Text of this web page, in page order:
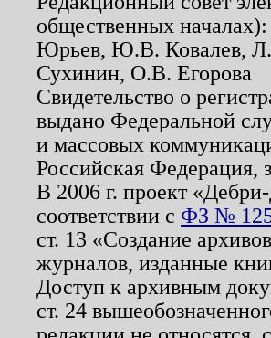
общественных
Юрьев, Ю.В. Ковалев,
Сухинин, О.В. Егорова
Свидетельство о
выдано Федеральной
и массовых
Российская Федерация,
В 2006 г. проект
соответствии с ФЗ № 125
ст. 13 «Создание
журналов, изданные
Доступ к архивным
ст. 24